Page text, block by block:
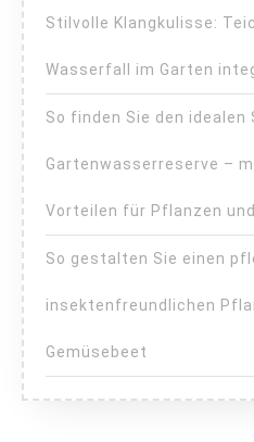
Stilvolle Klangkulisse:
Wasserfall im Garten
So finden Sie den
Gartenwasserreserve –
Vorteilen für Pflanzen und
So gestalten Sie einen
insektenfreundlichen
Gemüsebeet